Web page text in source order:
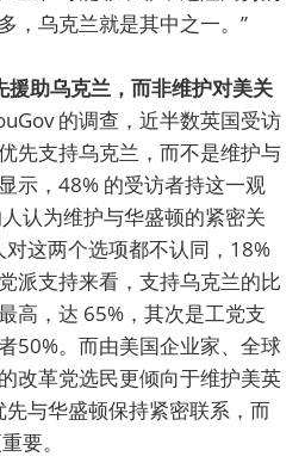
，乌克兰就是其中之一。”
援助乌克兰，而非维护对美关
的调查，近半数英国受访
先支持乌克兰，而不是维护与
示，48% 的受访者持这一观
认为维护与华盛顿的紧密关
这两个选项都不认同，18%
派支持来看，支持乌克兰的比
高，达 65%，其次是工党支
50%。而由美国企业家、全球
改革党选民更倾向于维护美英
与华盛顿保持紧密联系，而
要。